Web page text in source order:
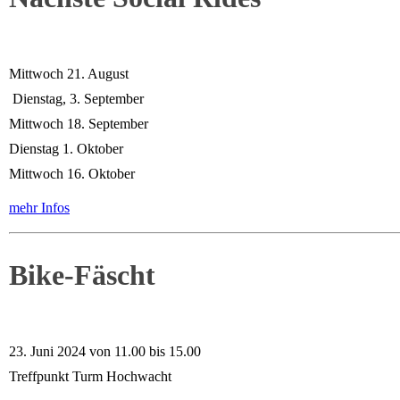
Mittwoch 21. August
Dienstag, 3. September
Mittwoch 18. September
Dienstag 1. Oktober
Mittwoch 16. Oktober
mehr Infos
Bike-Fäscht
23. Juni 2024 von 11.00 bis 15.00
Treffpunkt Turm Hochwacht